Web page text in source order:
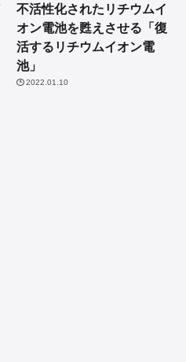
不活性化されたリチウムイ
オン電池を甦えさせる「復
活するリチウムイオン電
池」
2022.01.10